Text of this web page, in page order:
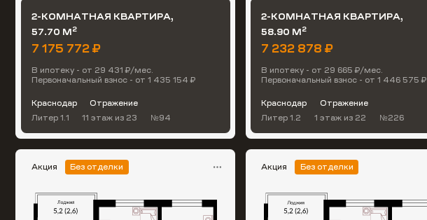
2-КОМНАТНАЯ КВАРТИРА,
57.70 М2
7 175 772 ₽
В ипотеку - от 29 431 ₽/мес.
Первоначальный взнос - от 1 435 154 ₽
Краснодар
Отражение
Литер 1.1
11 этаж из 23 №94
2-КОМНАТНАЯ КВАРТИРА,
58.90 М2
7 232 878 ₽
В ипотеку - от 29 665 ₽/мес.
Первоначальный взнос - от 1 446 575 ₽
Краснодар
Отражение
Литер 1.2
1 этаж из 22 №226
Акция Без отделки Акция Без отделки